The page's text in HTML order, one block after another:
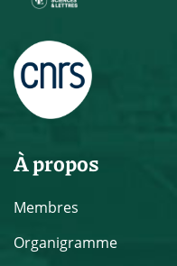
À propos
Membres
Organigramme